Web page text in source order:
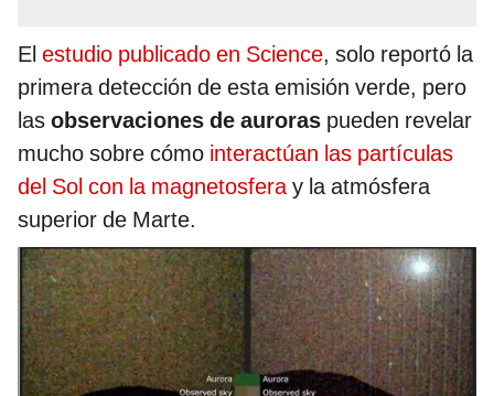
El estudio publicado en Science, solo reportó la
primera detección de esta emisión verde, pero
las observaciones de auroras pueden revelar
mucho sobre cómo interactúan las partículas
del Sol con la magnetosferay la atmósfera
superior de Marte.